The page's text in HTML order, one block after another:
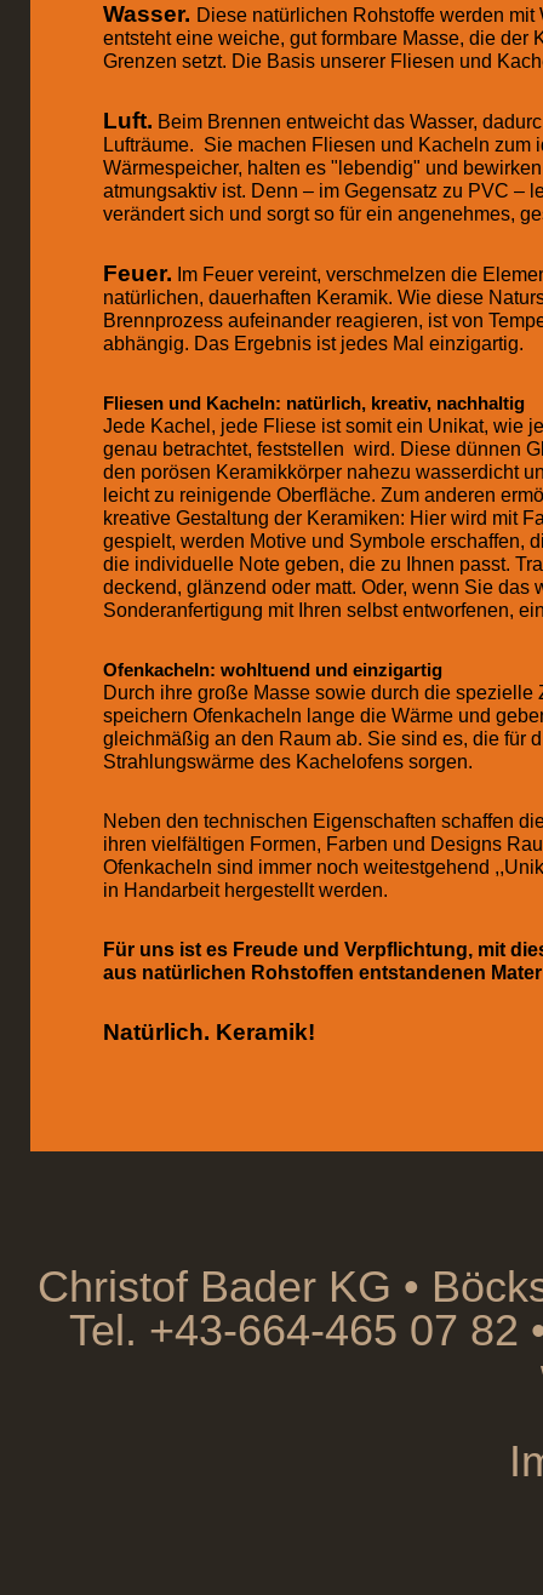
Wasser. Diese natürlichen Rohstoffe werden mit
entsteht eine weiche, gut formbare Masse, die der
Grenzen setzt. Die Basis unserer Fliesen und
Luft. Beim Brennen entweicht das Wasser,
Lufträume. Sie machen Fliesen und Kacheln zum
Wärmespeicher, halten es "lebendig" und
atmungsaktiv ist. Denn – im Gegensatz zu PVC –
verändert sich und sorgt so für ein angenehmes,
Feuer. Im Feuer vereint, verschmelzen die
natürlichen, dauerhaften Keramik. Wie diese
Brennprozess aufeinander reagieren, ist von
abhängig. Das Ergebnis ist jedes Mal einzigartig.
Fliesen und Kacheln: natürlich, kreativ, nachhaltig
Jede Kachel, jede Fliese ist somit ein Unikat, wie
genau betrachtet, feststellen wird. Diese dünnen
den porösen Keramikkörper nahezu wasserdicht
leicht zu reinigende Oberfläche. Zum anderen
kreative Gestaltung der Keramiken: Hier wird mit
gespielt, werden Motive und Symbole erschaffen,
die individuelle Note geben, die zu Ihnen passt.
deckend, glänzend oder matt. Oder, wenn Sie das
Sonderanfertigung mit Ihren selbst entworfenen,
Ofenkacheln: wohltuend und einzigartig
Durch ihre große Masse sowie durch die spezielle
speichern Ofenkacheln lange die Wärme und
gleichmäßig an den Raum ab. Sie sind es, die für
Strahlungswärme des Kachelofens sorgen.
Neben den technischen Eigenschaften schaffen
ihren vielfältigen Formen, Farben und Designs
Ofenkacheln sind immer noch weitestgehend
in Handarbeit hergestellt werden.
Für uns ist es Freude und Verpflichtung, mit
aus natürlichen Rohstoffen entstandenen
Natürlich. Keramik!
Christof Bader KG •
Tel. +43-664-465 07 82